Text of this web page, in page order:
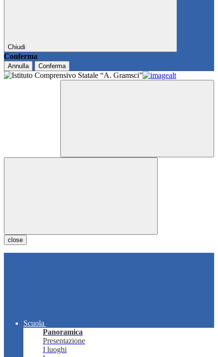
Chiudi
Conferma
Annulla Conferma
close
Scuola
Panoramica
Presentazione
I luoghi